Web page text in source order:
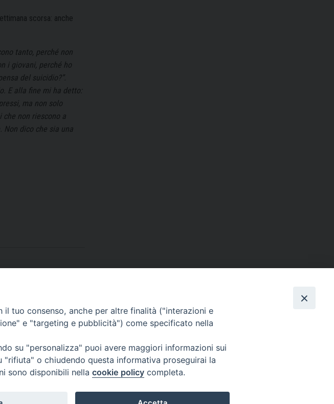
scorsa: anche
tanto, perché non
i giovani, perché ho
del suicidio?”.
E alla fine mi ha detto:
ma non solo
non riescono a
Non dico che sia una
tuo consenso, anche per altre finalità ("interazioni e
e "targeting e pubblicità") come specificato nella
su "personalizza" puoi avere maggiori informazioni sui
o chiudendo questa informativa proseguirai la
sono disponibili nella cookie policy completa.